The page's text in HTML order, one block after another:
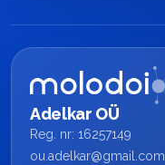
Adelkar OÜ
Reg. nr: 16257149
ou.adelkar@gmail.com